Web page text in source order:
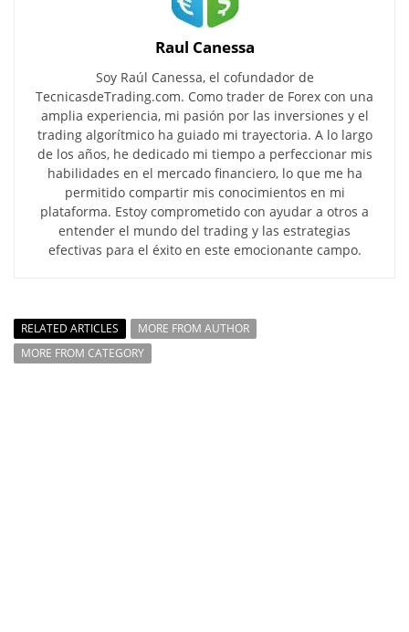
Raul Canessa
Soy Raúl Canessa, el cofundador de
TecnicasdeTrading.com. Como trader de Forex con una
amplia experiencia, mi pasión por las inversiones y el
trading algorítmico ha guiado mi trayectoria. A lo largo
de los años, he dedicado mi tiempo a perfeccionar mis
habilidades en el mercado financiero, lo que me ha
permitido compartir mis conocimientos en mi
plataforma. Estoy comprometido con ayudar a otros a
entender el mundo del trading y las estrategias
efectivas para el éxito en este emocionante campo.
RELATED ARTICLES
MORE FROM AUTHOR
MORE FROM CATEGORY